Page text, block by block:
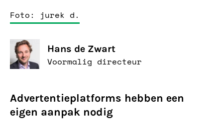
Foto: jurek d.
Hans de Zwart
Voormalig directeur
Advertentieplatforms hebben een
eigen aanpak nodig